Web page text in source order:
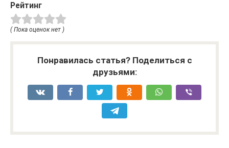
Рейтинг
( Пока оценок нет )
Понравилась статья? Поделиться с
друзьями: